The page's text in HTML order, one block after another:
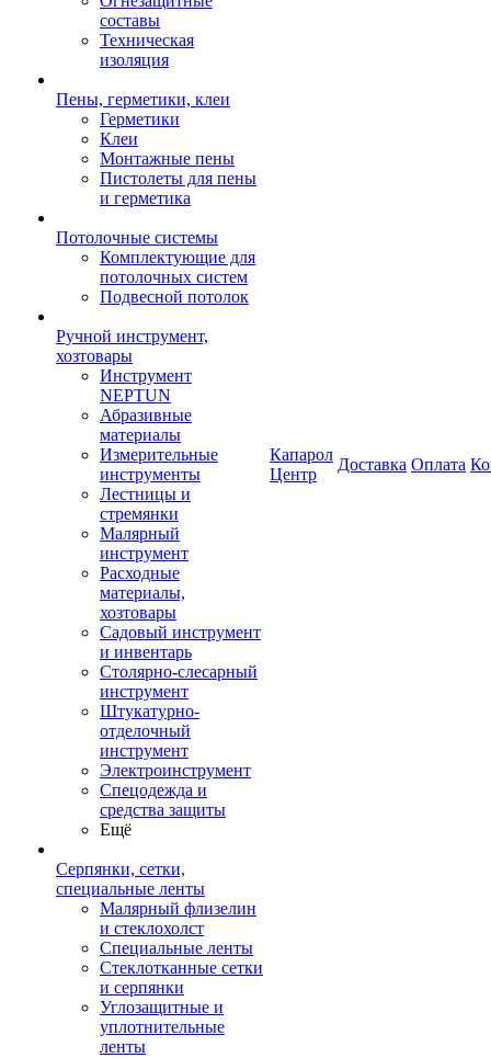
составы
Техническая
изоляция
Пены, герметики, клеи
Герметики
Клеи
Монтажные пены
Пистолеты для пены
и герметика
Потолочные системы
Комплектующие для
потолочных систем
Подвесной потолок
Ручной инструмент,
хозтовары
Инструмент
NEPTUN
Абразивные
материалы
Измерительные
инструменты
Лестницы и
стремянки
Малярный
инструмент
Расходные
материалы,
хозтовары
Садовый инструмент
и инвентарь
Столярно-слесарный
инструмент
Штукатурно-
отделочный
инструмент
Электроинструмент
Спецодежда и
средства защиты
Ещё
Серпянки, сетки,
специальные ленты
Малярный флизелин
и стеклохолст
Специальные ленты
Стеклотканные сетки
и серпянки
Углозащитные и
уплотнительные
ленты
Капарол
Центр
Доставка Оплата